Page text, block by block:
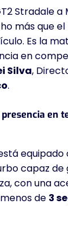
Stradale a
más que
Es la
en
Silva,
.
en
capaz de
con una
de 3